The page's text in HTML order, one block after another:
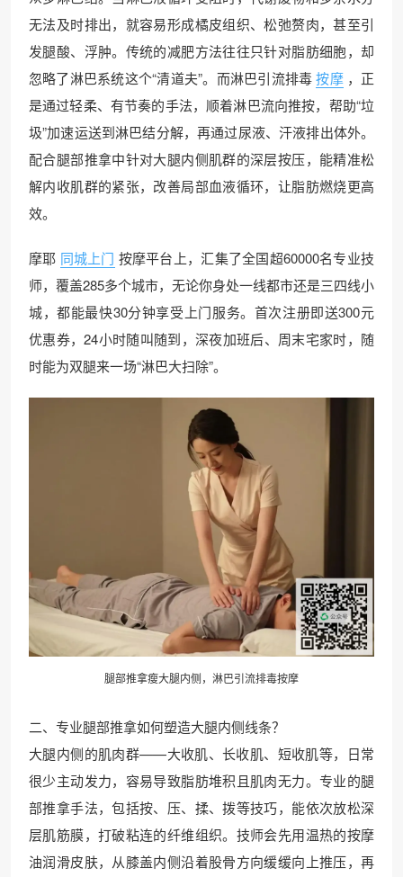
无法及时排出，就容易形成橘皮组织、松弛赘肉，甚至引
发腿酸、浮肿。传统的减肥方法往往只针对脂肪细胞，却
忽略了淋巴系统这个“清道夫”。而淋巴引流排毒 按摩 ，正
是通过轻柔、有节奏的手法，顺着淋巴流向推按，帮助“垃
圾”加速运送到淋巴结分解，再通过尿液、汗液排出体外。
配合腿部推拿中针对大腿内侧肌群的深层按压，能精准松
解内收肌群的紧张，改善局部血液循环，让脂肪燃烧更高
效。
摩耶 同城上门 按摩平台上，汇集了全国超60000名专业技
师，覆盖285多个城市，无论你身处一线都市还是三四线小
城，都能最快30分钟享受上门服务。首次注册即送300元
优惠券，24小时随叫随到，深夜加班后、周末宅家时，随
时能为双腿来一场“淋巴大扫除”。
腿部推拿瘦大腿内侧，淋巴引流排毒按摩
二、专业腿部推拿如何塑造大腿内侧线条？
大腿内侧的肌肉群——大收肌、长收肌、短收肌等，日常
很少主动发力，容易导致脂肪堆积且肌肉无力。专业的腿
部推拿手法，包括按、压、揉、拨等技巧，能依次放松深
层肌筋膜，打破粘连的纤维组织。技师会先用温热的按摩
油润滑皮肤，从膝盖内侧沿着股骨方向缓缓向上推压，再